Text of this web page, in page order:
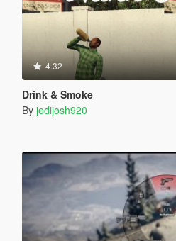
4.32
Drink & Smoke
By jedijosh920